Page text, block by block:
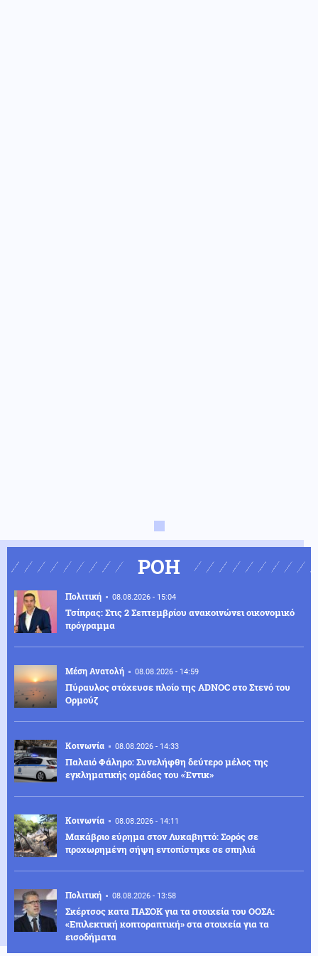
ΡΟΗ
Πολιτική 08.08.2026 - 15:04
Τσίπρας: Στις 2 Σεπτεμβρίου ανακοινώνει οικονομικό
πρόγραμμα
Μέση Ανατολή 08.08.2026 - 14:59
Πύραυλος στόχευσε πλοίο της ADNOC στο Στενό του
Ορμούζ
Κοινωνία 08.08.2026 - 14:33
Παλαιό Φάληρο: Συνελήφθη δεύτερο μέλος της
εγκληματικής ομάδας του «Έντικ»
Κοινωνία 08.08.2026 - 14:11
Μακάβριο εύρημα στον Λυκαβηττό: Σορός σε
προχωρημένη σήψη εντοπίστηκε σε σπηλιά
Πολιτική 08.08.2026 - 13:58
Σκέρτσος κατα ΠΑΣΟΚ για τα στοιχεία του ΟΟΣΑ:
«Επιλεκτική κοπτοραπτική» στα στοιχεία για τα
εισοδήματα